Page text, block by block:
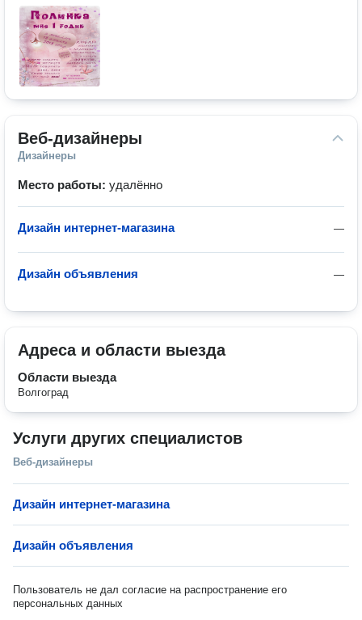
Веб-дизайнеры
Дизайнеры
Место работы: удалённо
—
Дизайн интернет-магазина
—
Дизайн объявления
Адреса и области выезда
Области выезда
Волгоград
Услуги других специалистов
Веб-дизайнеры
Дизайн интернет-магазина
Дизайн объявления
Пользователь не дал согласие на распространение его
персональных данных